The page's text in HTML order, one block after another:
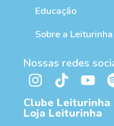
Educação
Sobre a Leiturinha
Nossas redes
Clube Leiturinha
Loja Leiturinha